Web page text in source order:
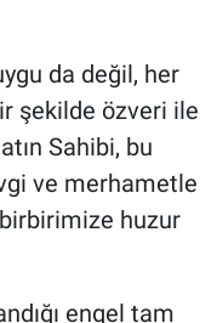
da değil, her
şekilde özveri ile
Sahibi, bu
ve merhametle
huzur
engel tam